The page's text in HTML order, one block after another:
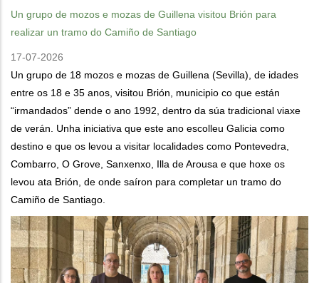
Un grupo de mozos e mozas de Guillena visitou Brión para
realizar un tramo do Camiño de Santiago
17-07-2026
Un grupo de 18 mozos e mozas de Guillena (Sevilla), de idades
entre os 18 e 35 anos, visitou Brión, municipio co que están
“irmandados” dende o ano 1992, dentro da súa tradicional viaxe
de verán. Unha iniciativa que este ano escolleu Galicia como
destino e que os levou a visitar localidades como Pontevedra,
Combarro, O Grove, Sanxenxo, Illa de Arousa e que hoxe os
levou ata Brión, de onde saíron para completar un tramo do
Camiño de Santiago.